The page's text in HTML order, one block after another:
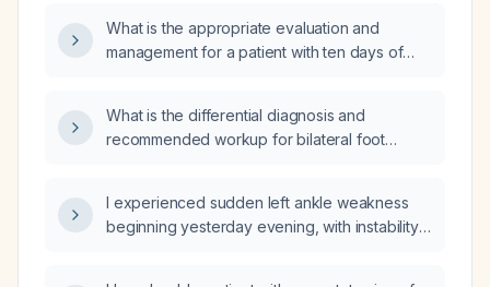
What is the appropriate evaluation and
management for a patient with ten days of
What is the differential diagnosis and
recommended workup for bilateral foot
I experienced sudden left ankle weakness
beginning yesterday evening, with instability